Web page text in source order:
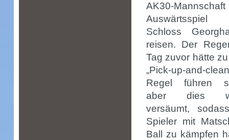
AK30-
Auswärtsspiel
Schloss
reisen. Der
Tag zuvor hätte
„Pick-up-and-
Regel führen
aber dies
versäumt,
Spieler mit
Ball zu kämpfen